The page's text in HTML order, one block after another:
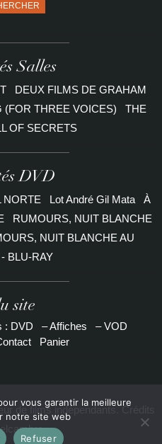
Salles
DEUX FILMS DE GRAHAM
(FOR THREE VOICES)
THE
OF SECRETS
DVD
NORTE Lot André Gil Mata
À
RUMOURS, NUIT BLANCHE
NUIT BLANCHE AU
BLU-RAY
site
: DVD – Affiches
– VOD
Panier
de films indépendants. Crédits
vous garantir la meilleure
notre site web
Refuser